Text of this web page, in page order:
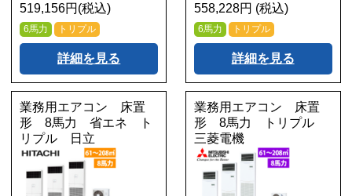
519,156円(税込)
6馬力 トリプル
詳細を見る
558,228円 (税込)
6馬力 トリプル
詳細を見る
業務用エアコン 床置
形 8馬力 省エネ ト
リプル 日立
業務用エアコン 床置
形 8馬力 トリプル
三菱電機